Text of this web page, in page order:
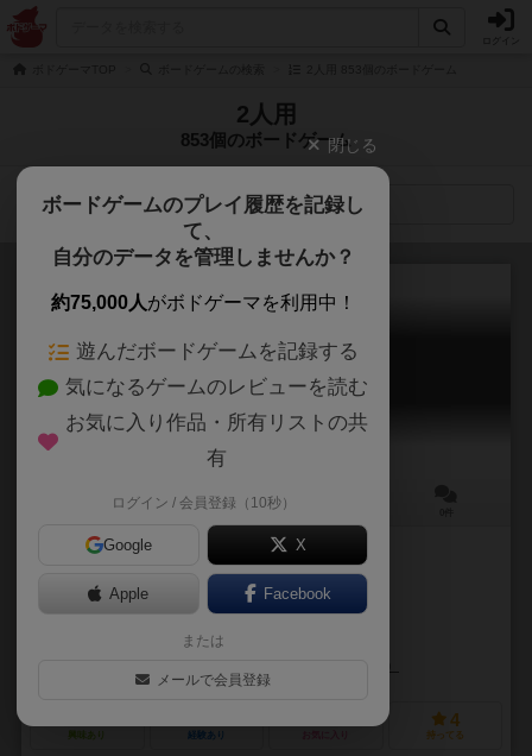
2人用
853個のボードゲーム
検索メニュー
2人用ウィザード
Two Player Wizard
20～60分
作品説明文の編集者を募集中
ケン・フィッシャー（Ken Fisher）
興味あり 経験あり
4
持ってる
閉じる
ボードゲームのプレイ履歴を記録し
て、
自分のデータを管理しませんか？
約75,000人がボドゲーマを利用中！
遊んだボードゲームを記録する
気になるゲームのレビューを読む
お気に入り作品・所有リストの共
有
ログイン / 会員登録（10秒）
Google X
Apple Facebook
または
メールで会員登録